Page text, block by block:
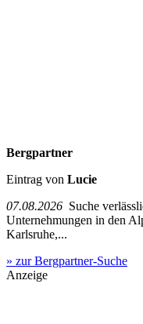
Bergpartner
Eintrag von Lucie
07.08.2026 Suche
Unternehmungen in den
Karlsruhe,...
» zur Bergpartner-Suche
Anzeige